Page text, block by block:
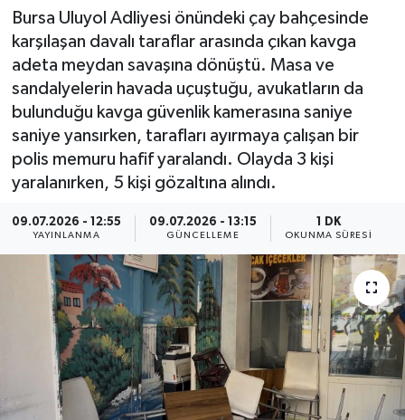
Bursa Uluyol Adliyesi önündeki çay bahçesinde
karşılaşan davalı taraflar arasında çıkan kavga
adeta meydan savaşına dönüştü. Masa ve
sandalyelerin havada uçuştuğu, avukatların da
bulunduğu kavga güvenlik kamerasına saniye
saniye yansırken, tarafları ayırmaya çalışan bir
polis memuru hafif yaralandı. Olayda 3 kişi
yaralanırken, 5 kişi gözaltına alındı.
09.07.2026 - 12:55
YAYINLANMA
09.07.2026 - 13:15
GÜNCELLEME
1 DK
OKUNMA SÜRESI
Advertising news
Canlı Maç
ÇEVRE
Dış Haberler
EKONOMİ
English News
Finans
Haber Arşivi